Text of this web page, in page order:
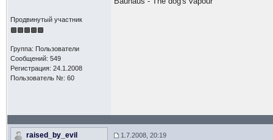
Продвинутый участник
Группа: Пользователи
Сообщений: 549
Регистрация: 24.1.2008
Пользователь №: 60
raised_by_evil 1.7.2008, 20:19